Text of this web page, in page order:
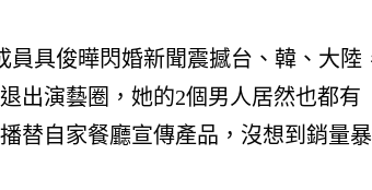
員具俊曄閃婚新聞震撼台、韓、大
出演藝圈，她的2個男人居然也都
替自家餐廳宣傳產品，沒想到銷量